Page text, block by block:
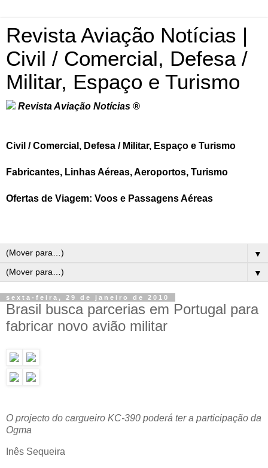
Revista Aviação Notícias |
Civil / Comercial, Defesa /
Militar, Espaço e Turismo
Revista Aviação Notícias ®
Civil / Comercial, Defesa / Militar, Espaço e Turismo
Fabricantes, Linhas Aéreas, Aeroportos, Turismo
Ofertas de Viagem: Voos e Passagens Aéreas
▼
▼
sexta-feira, 29 de janeiro de 2010
Brasil busca parcerias em Portugal para
fabricar novo avião militar
O projecto do cargueiro KC-390 poderá ter a participação da
Ogma
Inês Sequeira